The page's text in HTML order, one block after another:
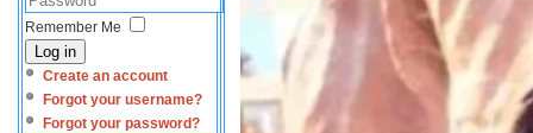
Remember Me
Log in
Create an account
Forgot your username?
Forgot your password?